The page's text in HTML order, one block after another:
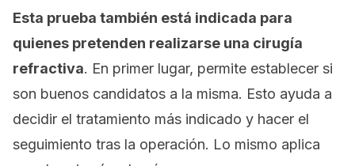
Esta prueba también está indicada para
quienes pretenden realizarse una cirugía
refractiva. En primer lugar, permite establecer si
son buenos candidatos a la misma. Esto ayuda a
decidir el tratamiento más indicado y hacer el
seguimiento tras la operación. Lo mismo aplica